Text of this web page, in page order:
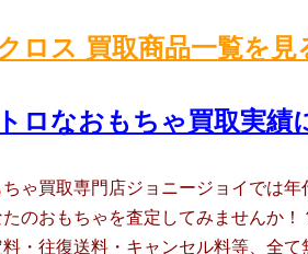
ロス 買取商品一覧を
ロなおもちゃ買取実
ちゃ買取専門店ジョニージョイでは
たのおもちゃを査定してみませんか！
・往復送料・キャンセル料等、全